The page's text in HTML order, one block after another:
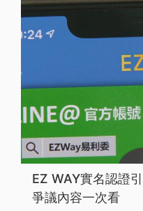
EZ WAY實名認證
爭議內容一次看